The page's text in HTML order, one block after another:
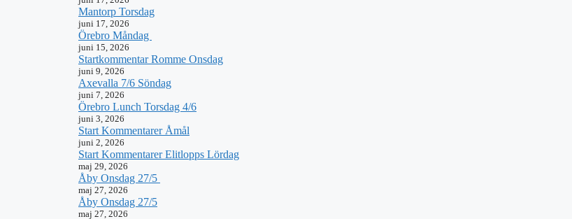
Mantorp Torsdag
juni 17, 2026
Örebro Måndag
juni 15, 2026
Startkommentar Romme Onsdag
juni 9, 2026
Axevalla 7/6 Söndag
juni 7, 2026
Örebro Lunch Torsdag 4/6
juni 3, 2026
Start Kommentarer Åmål
juni 2, 2026
Start Kommentarer Elitlopps Lördag
maj 29, 2026
Åby Onsdag 27/5
maj 27, 2026
Åby Onsdag 27/5
maj 27, 2026